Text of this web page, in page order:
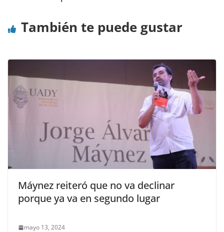
También te puede gustar
Máynez reiteró que no va declinar
porque ya va en segundo lugar
mayo 13, 2024